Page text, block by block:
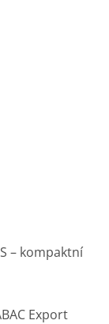
– kompaktní
Export